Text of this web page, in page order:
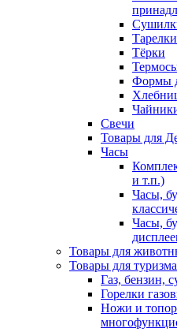
Тарелки
Тёрки
Формы
Свечи
Товары для
Часы
и т.п.)
Часы,
Часы,
Товары для
Товары для
Газ, бензин,
Горелки
Ножи и